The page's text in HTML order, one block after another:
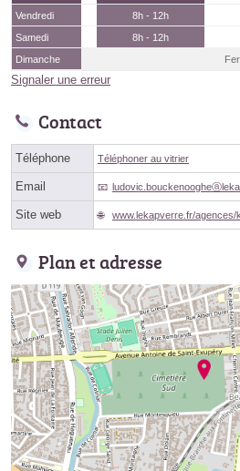
Vendredi
8h - 12h
Samedi
8h - 12h
Dimanche
Signaler une erreur
Contact
Téléphone Téléphoner au vitrier
Email
Site web www.lekapverre.fr/agences/
Plan et adresse